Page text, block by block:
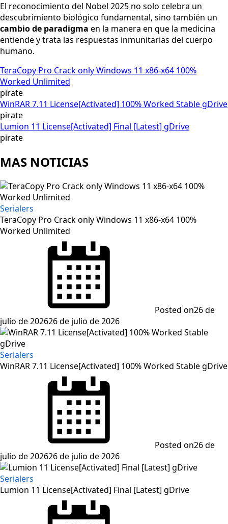
El reconocimiento del Nobel 2025 no solo celebra un
descubrimiento biológico fundamental, sino también un
cambio de paradigma en la manera en que la medicina
entiende y trata las respuestas inmunitarias del cuerpo
humano.
TeraCopy Pro Crack only Windows 11 x86-x64 100%
Worked Unlimited
pirate
WinRAR 7.11 License[Activated] 100% Worked Stable gDrive
pirate
Lumion 11 License[Activated] Final [Latest] gDrive
pirate
MAS NOTICIAS
Serialers
TeraCopy Pro Crack only Windows 11 x86-x64 100%
Worked Unlimited
Posted on26 de
julio de 202626 de julio de 2026
Serialers
WinRAR 7.11 License[Activated] 100% Worked Stable gDrive
Posted on26 de
julio de 202626 de julio de 2026
Serialers
Lumion 11 License[Activated] Final [Latest] gDrive